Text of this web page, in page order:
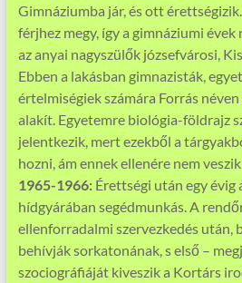
Gimnáziumba jár, és ott
férjhez megy, így a gimnáziumi évek
az anyai nagyszülők józsefvárosi,
Ebben a lakásban gimnazisták,
értelmiségiek számára Forrás
alakít. Egyetemre biológia-földrajz
jelentkezik, mert ezekből a
hozni, ám ennek ellenére nem
1965-1966: Érettségi után egy évig
hídgyárában segédmunkás. A
ellenforradalmi szervezkedés után,
behívják sorkatonának, s első –
szociográfiáját kiveszik a Kortárs